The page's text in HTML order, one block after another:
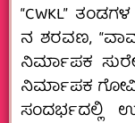
“CWKL”
ನ ಶರವಣ,‌
ನಿರ್ಮಾಪಕ
ನಿರ್ಮಾಪಕ
ಸಂದರ್ಭದಲ್ಲಿ